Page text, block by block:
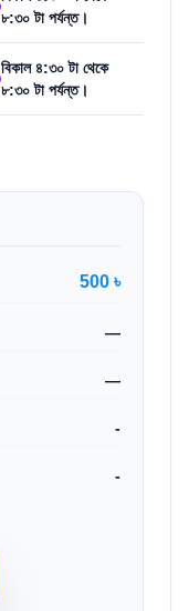
৮:৩০ টা পর্যন্ত।
বিকাল ৪:৩০ টা থেকে
৮:৩০ টা পর্যন্ত।
500 ৳
—
—
-
-